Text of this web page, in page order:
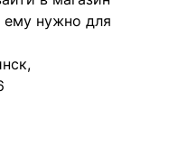
ему нужно для